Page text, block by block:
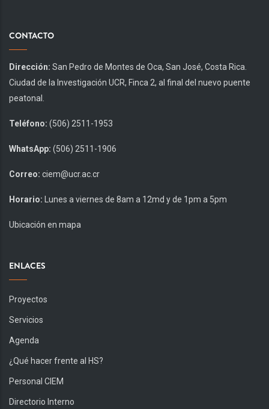
CONTACTO
Dirección: San Pedro de Montes de Oca, San José, Costa Rica.
Ciudad de la Investigación UCR, Finca 2, al final del nuevo puente
peatonal.
Teléfono: (506) 2511-1953
WhatsApp: (506) 2511-1906
Correo: ciem@ucr.ac.cr
Horario: Lunes a viernes de 8am a 12md y de 1pm a 5pm
Ubicación en mapa
ENLACES
Proyectos
Servicios
Agenda
¿Qué hacer frente al HS?
Personal CIEM
Directorio Interno